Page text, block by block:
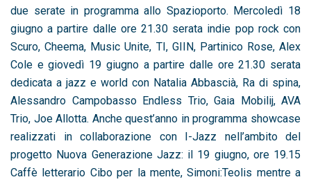
due serate in programma allo Spazioporto. Mercoledì 18
giugno a partire dalle ore 21.30 serata indie pop rock con
Scuro, Cheema, Music Unite, TI, GIIN, Partinico Rose, Alex
Cole e giovedì 19 giugno a partire dalle ore 21.30 serata
dedicata a jazz e world con Natalia Abbascià, Ra di spina,
Alessandro Campobasso Endless Trio, Gaia Mobilij, AVA
Trio, Joe Allotta. Anche quest’anno in programma showcase
realizzati in collaborazione con I-Jazz nell’ambito del
progetto Nuova Generazione Jazz: il 19 giugno, ore 19.15
Caffè letterario Cibo per la mente, Simoni:Teolis mentre a